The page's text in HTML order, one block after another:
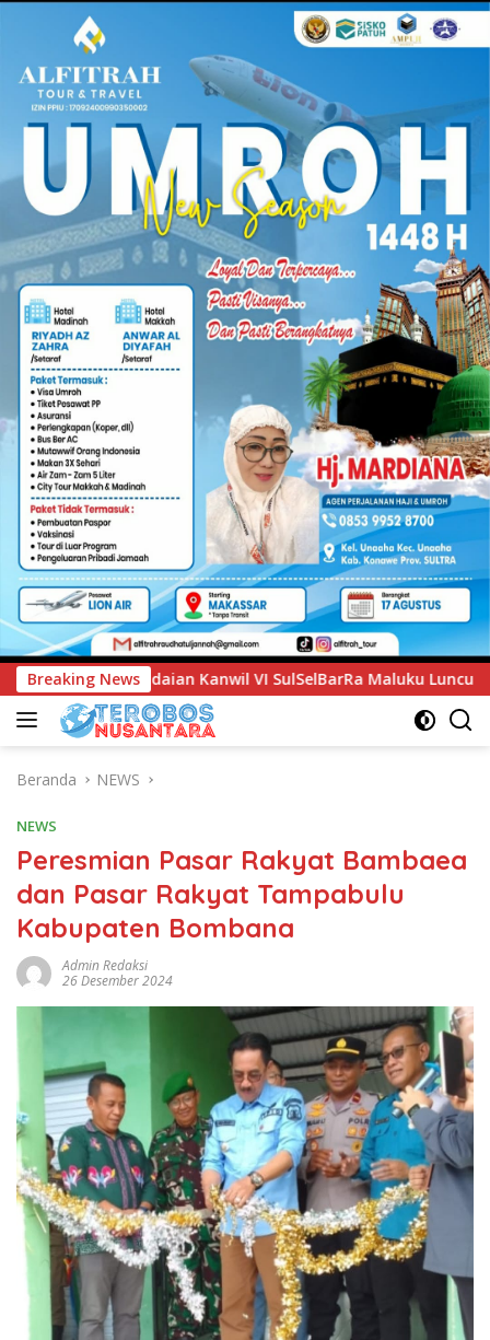
Breaking News
Maluku Luncurkan Program PANDE EMAS untuk
Beranda NEWS
NEWS
Peresmian Pasar Rakyat Bambaea
dan Pasar Rakyat Tampabulu
Kabupaten Bombana
Admin Redaksi
26 Desember 2024